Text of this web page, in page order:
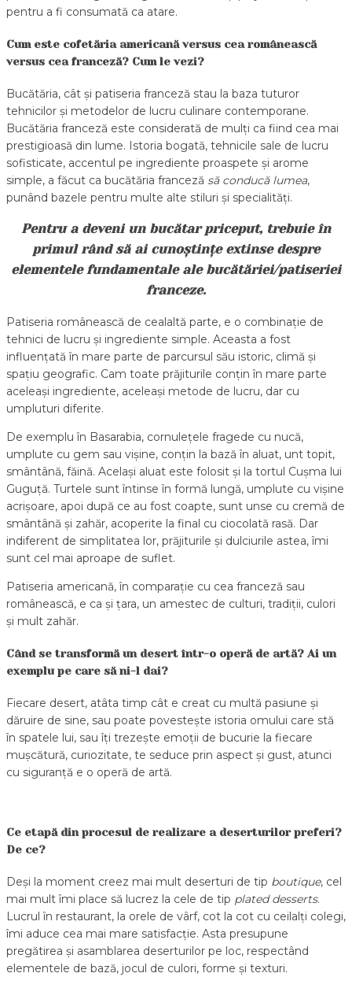
pentru a fi consumată ca atare.
Cum este cofetăria americană versus cea românească
versus cea franceză? Cum le vezi?
Bucătăria, cât și patiseria franceză stau la baza tuturor
tehnicilor și metodelor de lucru culinare contemporane.
Bucătăria franceză este considerată de mulți ca fiind cea mai
prestigioasă din lume. Istoria bogată, tehnicile sale de lucru
sofisticate, accentul pe ingrediente proaspete și arome
simple, a făcut ca bucătăria franceză să conducă lumea,
punând bazele pentru multe alte stiluri și specialități.
Pentru a deveni un bucătar priceput, trebuie în
primul rând să ai cunoștințe extinse despre
elementele fundamentale ale bucătăriei/patiseriei
franceze.
Patiseria românească de cealaltă parte, e o combinație de
tehnici de lucru și ingrediente simple. Aceasta a fost
influențată în mare parte de parcursul său istoric, climă și
spațiu geografic. Cam toate prăjiturile conțin în mare parte
aceleași ingrediente, aceleași metode de lucru, dar cu
umpluturi diferite.
De exemplu în Basarabia, cornulețele fragede cu nucă,
umplute cu gem sau vișine, conțin la bază în aluat, unt topit,
smântână, făină. Același aluat este folosit și la tortul Cușma lui
Guguță. Turtele sunt întinse în formă lungă, umplute cu vișine
acrișoare, apoi după ce au fost coapte, sunt unse cu cremă de
smântână și zahăr, acoperite la final cu ciocolată rasă. Dar
indiferent de simplitatea lor, prăjiturile și dulciurile astea, îmi
sunt cel mai aproape de suflet.
Patiseria americană, în comparație cu cea franceză sau
românească, e ca și țara, un amestec de culturi, tradiții, culori
și mult zahăr.
Când se transformă un desert într-o operă de artă? Ai un
exemplu pe care să ni-l dai?
Fiecare desert, atâta timp cât e creat cu multă pasiune și
dăruire de sine, sau poate povestește istoria omului care stă
în spatele lui, sau îți trezește emoții de bucurie la fiecare
mușcătură, curiozitate, te seduce prin aspect și gust, atunci
cu siguranță e o operă de artă.
Ce etapă din procesul de realizare a deserturilor preferi?
De ce?
Deși la moment creez mai mult deserturi de tip boutique, cel
mai mult îmi place să lucrez la cele de tip plated desserts.
Lucrul în restaurant, la orele de vârf, cot la cot cu ceilalți colegi,
îmi aduce cea mai mare satisfacție. Asta presupune
pregătirea și asamblarea deserturilor pe loc, respectând
elementele de bază, jocul de culori, forme și texturi.